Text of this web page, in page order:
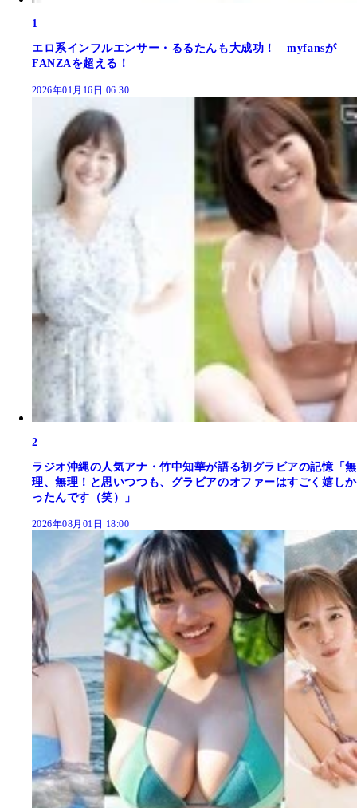
1
エロ系インフルエンサー・るるたんも大成功！ myfansが
FANZAを超える！
2026年01月16日 06:30
2
ラジオ沖縄の人気アナ・竹中知華が語る初グラビアの記憶「無
理、無理！と思いつつも、グラビアのオファーはすごく嬉しか
ったんです（笑）」
2026年08月01日 18:00